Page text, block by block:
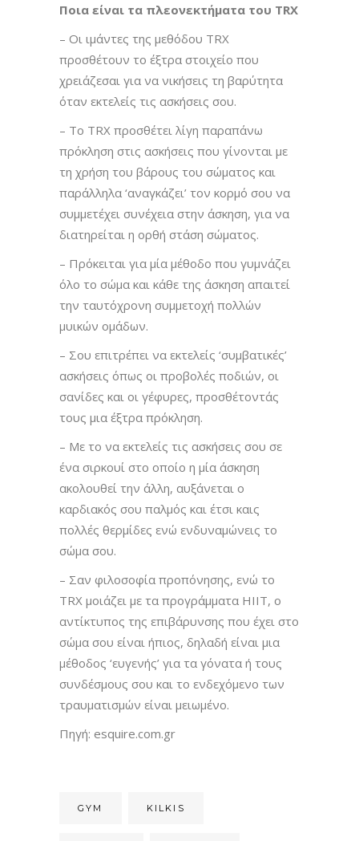
Ποια είναι τα πλεονεκτήματα του TRX
– Οι ιμάντες της μεθόδου TRX
προσθέτουν το έξτρα στοιχείο που
χρειάζεσαι για να νικήσεις τη βαρύτητα
όταν εκτελείς τις ασκήσεις σου.
– Το TRX προσθέτει λίγη παραπάνω
πρόκληση στις ασκήσεις που γίνονται με
τη χρήση του βάρους του σώματος και
παράλληλα ‘αναγκάζει’ τον κορμό σου να
συμμετέχει συνέχεια στην άσκηση, για να
διατηρείται η ορθή στάση σώματος.
– Πρόκειται για μία μέθοδο που γυμνάζει
όλο το σώμα και κάθε της άσκηση απαιτεί
την ταυτόχρονη συμμετοχή πολλών
μυικών ομάδων.
– Σου επιτρέπει να εκτελείς ‘συμβατικές’
ασκήσεις όπως οι προβολές ποδιών, οι
σανίδες και οι γέφυρες, προσθέτοντάς
τους μια έξτρα πρόκληση.
– Με το να εκτελείς τις ασκήσεις σου σε
ένα σιρκουί στο οποίο η μία άσκηση
ακολουθεί την άλλη, αυξάνεται ο
καρδιακός σου παλμός και έτσι καις
πολλές θερμίδες ενώ ενδυναμώνεις το
σώμα σου.
– Σαν φιλοσοφία προπόνησης, ενώ το
TRX μοιάζει με τα προγράμματα HIIT, ο
αντίκτυπος της επιβάρυνσης που έχει στο
σώμα σου είναι ήπιος, δηλαδή είναι μια
μέθοδος ‘ευγενής’ για τα γόνατα ή τους
συνδέσμους σου και το ενδεχόμενο των
τραυματισμών είναι μειωμένο.
Πηγή: esquire.com.gr
GYM KILKIS